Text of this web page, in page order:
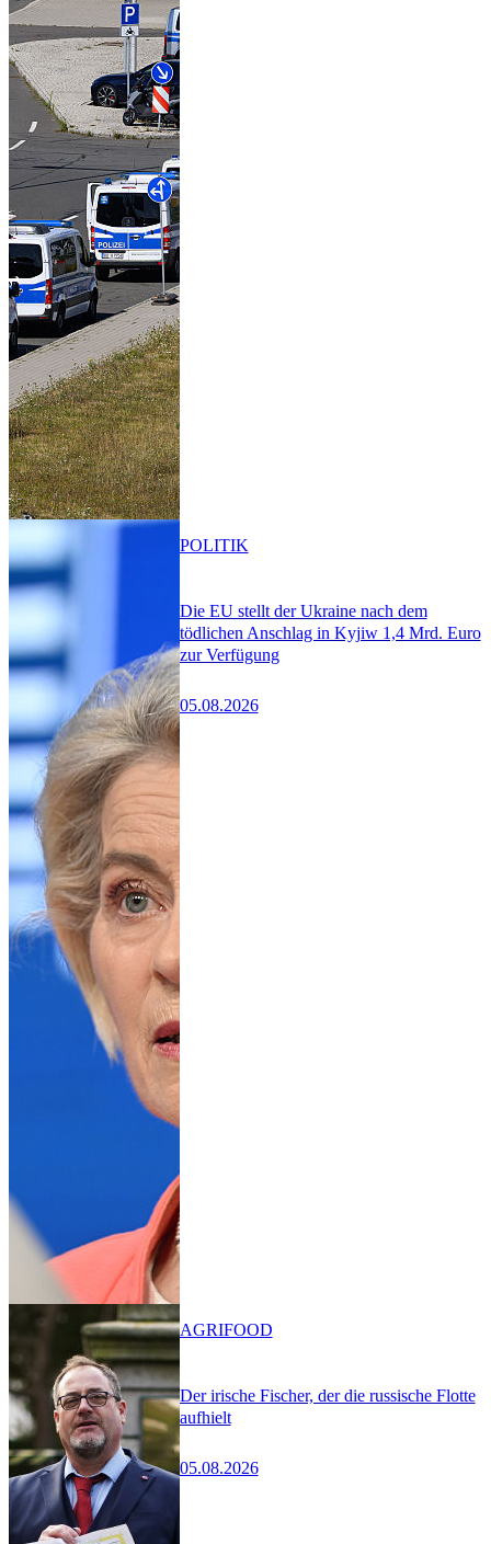
Die EU stellt der Ukraine nach dem
tödlichen Anschlag in Kyjiw 1,4 Mrd. Euro
zur Verfügung
05.08.2026
POLITIK
Der irische Fischer, der die russische Flotte
aufhielt
05.08.2026
AGRIFOOD